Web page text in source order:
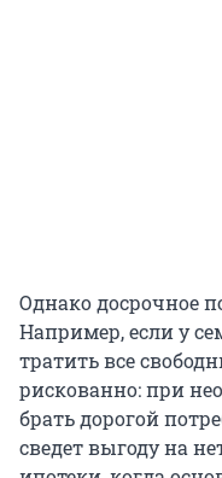
Однако досрочное
Например, если у
тратить все
рискованно: при
брать дорогой
сведет выгоду на